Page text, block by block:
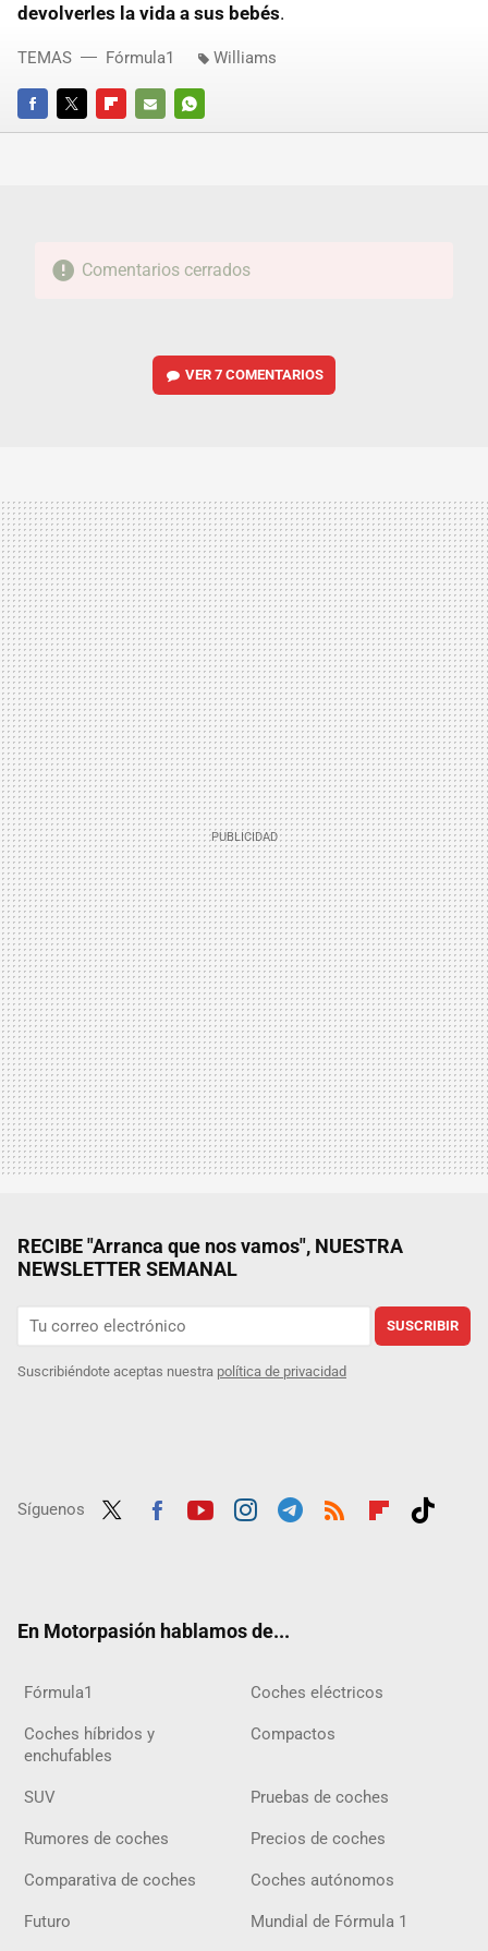
devolverles la vida a sus bebés.
FACEBOOKTWITTERFLIPBOARD
E-
WHATSAPP
TEMAS Fórmula1 Williams
Comentarios cerrados
VER7 COMENTARIOS
RECIBE "Arranca que nos vamos", NUESTRA
NEWSLETTER SEMANAL
SUSCRIBIR
Suscribiéndote aceptas nuestra política de privacidad
Síguenos
En Motorpasión hablamos de...
Fórmula1 Coches eléctricos
Coches híbridos y
enchufables
Compactos
SUV Pruebas de coches
Rumores de coches Precios de coches
Comparativa de coches Coches autónomos
Futuro Mundial de Fórmula 1